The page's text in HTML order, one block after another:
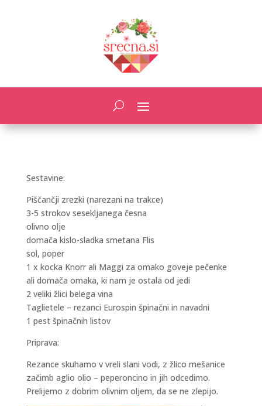
Sestavine:
Piščančji zrezki (narezani na trakce)
3-5 strokov sesekljanega česna
olivno olje
domača kislo-sladka smetana Flis
sol, poper
1 x kocka Knorr ali Maggi za omako goveje pečenke
ali domača omaka, ki nam je ostala od jedi
2 veliki žlici belega vina
Taglietele – rezanci Eurospin špinačni in navadni
1 pest špinačnih listov
Priprava:
Rezance skuhamo v vreli slani vodi, z žlico mešanice
začimb aglio olio – peperoncino in jih odcedimo.
Prelijemo z dobrim olivnim oljem, da se ne zlepijo.